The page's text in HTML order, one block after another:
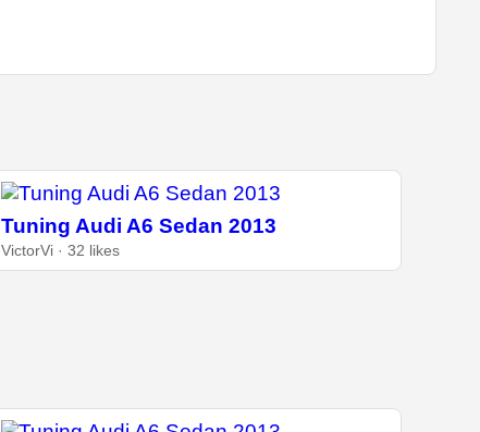
Tuning Audi A6 Sedan 2013
VictorVi · 32 likes